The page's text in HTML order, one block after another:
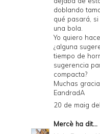
doblando
qué pasará,
una bola.
Yo quiero
¿alguna
tiempo de
sugerencia
compacta?
Muchas
EandradA
20 de maig
Mercè ha dit...